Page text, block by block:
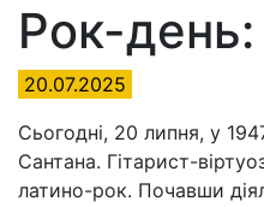
Рок-
20.07.2025
Сьогодні, 20 липня, у
Сантана. Гітарист-
латино-рок. Почавши